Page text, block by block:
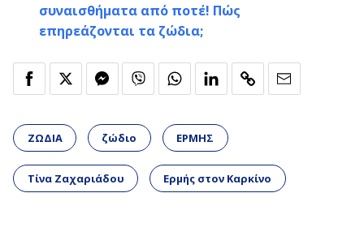
συναισθήματα από ποτέ! Πώς
επηρεάζονται τα ζώδια;
ΖΩΔΙΑ ζώδιο ΕΡΜΗΣ
Τίνα Ζαχαριάδου Ερμής στον Καρκίνο